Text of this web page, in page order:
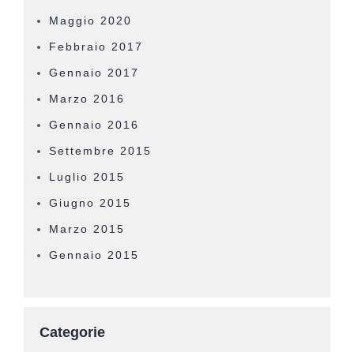
Maggio 2020
Febbraio 2017
Gennaio 2017
Marzo 2016
Gennaio 2016
Settembre 2015
Luglio 2015
Giugno 2015
Marzo 2015
Gennaio 2015
Categorie